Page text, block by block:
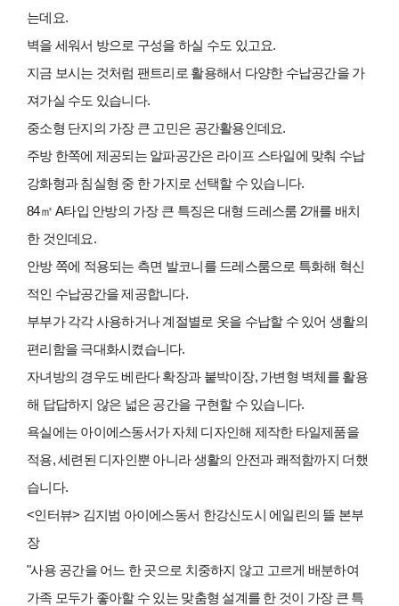
는데요.
벽을 세워서 방으로 구성을 하실 수도 있고요.
지금 보시는 것처럼 팬트리로 활용해서 다양한 수납공간을 가
져가실 수도 있습니다.
중소형 단지의 가장 큰 고민은 공간활용인데요.
주방 한쪽에 제공되는 알파공간은 라이프 스타일에 맞춰 수납
강화형과 침실형 중 한 가지로 선택할 수 있습니다.
84㎡ A타입 안방의 가장 큰 특징은 대형 드레스룸 2개를 배치
한 것인데요.
안방 쪽에 적용되는 측면 발코니를 드레스룸으로 특화해 혁신
적인 수납공간을 제공합니다.
부부가 각각 사용하거나 계절별로 옷을 수납할 수 있어 생활의
편리함을 극대화시켰습니다.
자녀방의 경우도 베란다 확장과 붙박이장, 가변형 벽체를 활용
해 답답하지 않은 넓은 공간을 구현할 수 있습니다.
욕실에는 아이에스동서가 자체 디자인해 제작한 타일제품을
적용, 세련된 디자인뿐 아니라 생활의 안전과 쾌적함까지 더했
습니다.
<인터뷰> 김지범 아이에스동서 한강신도시 에일린의 뜰 본부
장
"사용 공간을 어느 한 곳으로 치중하지 않고 고르게 배분하여
가족 모두가 좋아할 수 있는 맞춤형 설계를 한 것이 가장 큰 특